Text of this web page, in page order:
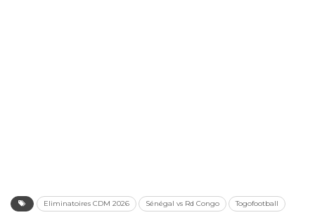
Eliminatoires CDM 2026 Sénégal vs Rd Congo Togofootball